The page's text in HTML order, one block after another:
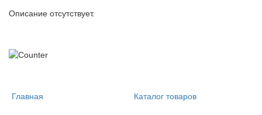
Описание отсутствует.
Главная Каталог товаров